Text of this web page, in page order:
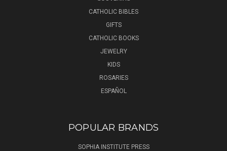
CATHOLIC BIBLES
GIFTS
CATHOLIC BOOKS
JEWELRY
KIDS
ROSARIES
ESPAÑOL
POPULAR BRANDS
SOPHIA INSTITUTE PRESS